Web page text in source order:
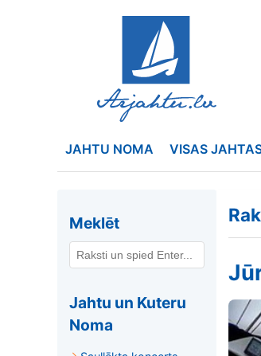
JAHTU NOMA VISAS
Meklēt
Jahtu un Kuteru
Noma